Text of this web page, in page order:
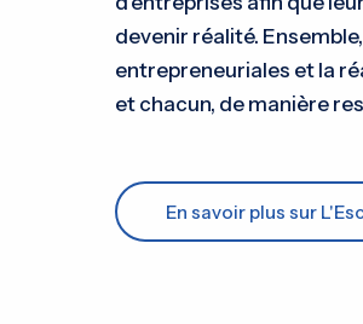
devenir réalité.
entrepreneuriales et la
et chacun, de manière
En savoir plus sur